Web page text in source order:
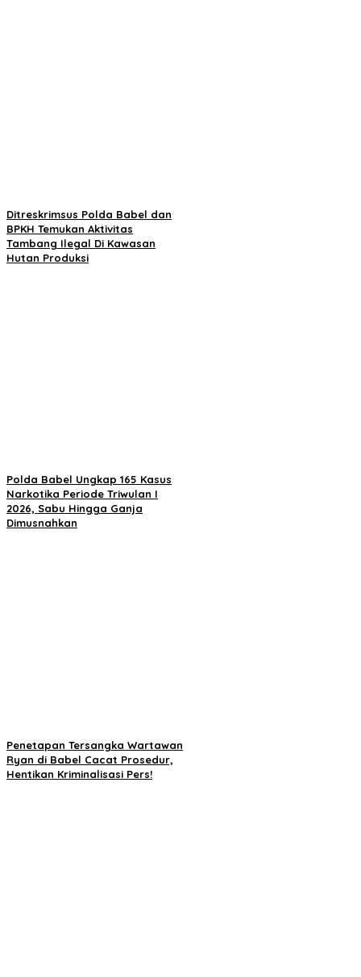
Ditreskrimsus Polda Babel dan
BPKH Temukan Aktivitas
Tambang Ilegal Di Kawasan
Hutan Produksi
Polda Babel Ungkap 165 Kasus
Narkotika Periode Triwulan I
2026, Sabu Hingga Ganja
Dimusnahkan
Penetapan Tersangka Wartawan
Ryan di Babel Cacat Prosedur,
Hentikan Kriminalisasi Pers!